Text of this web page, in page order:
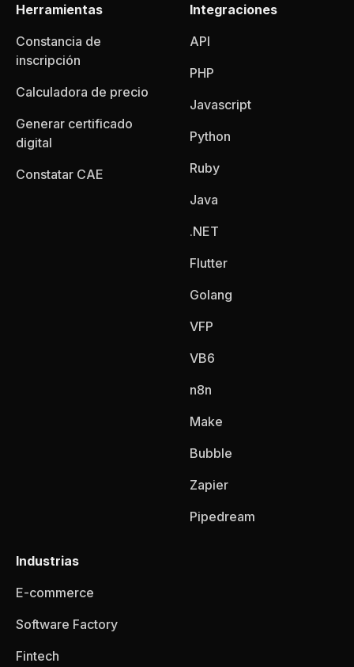
Herramientas
Constancia de
inscripción
Calculadora de precio
Generar certificado
digital
Constatar CAE
Integraciones
API
PHP
Javascript
Python
Ruby
Java
.NET
Flutter
Golang
VFP
VB6
n8n
Make
Bubble
Zapier
Pipedream
Industrias
E-commerce
Software Factory
Fintech